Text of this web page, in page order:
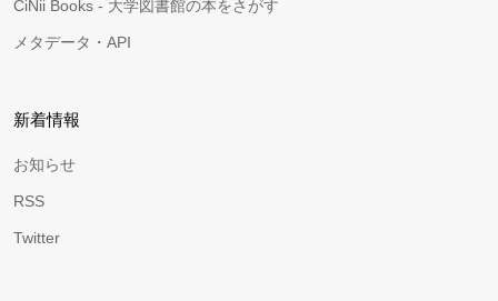
CiNii Books - 大学図書館の本をさがす
メタデータ・API
新着情報
お知らせ
RSS
Twitter